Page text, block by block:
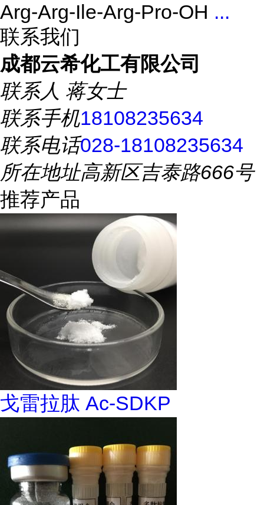
Arg-Arg-Ile-Arg-Pro-OH ...
联系我们
成都云希化工有限公司
联系人 蒋女士
联系手机18108235634
联系电话028-18108235634
所在地址高新区吉泰路666号
推荐产品
戈雷拉肽 Ac-SDKP